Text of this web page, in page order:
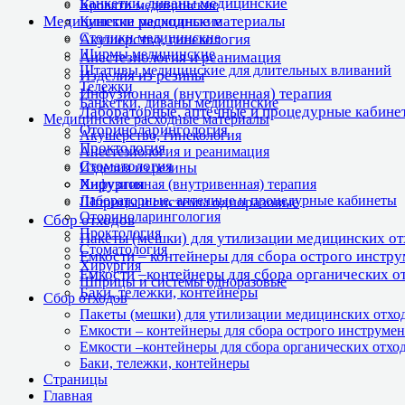
Медицинские расходные материалы
Акушерство, гинекология
Анестезиология и реанимация
Изделия из резины
Инфузионная (внутривенная) терапия
Лабораторные, аптечные и процедурные
Оториноларингология
Проктология
Стоматология
Хирургия
Шприцы и системы одноразовые
Сбор отходов
Пакеты (мешки) для утилизации медицинских
Емкости – контейнеры для сбора острого
Емкости –контейнеры для сбора органических
Баки, тележки, контейнеры
Кровати медицинские
Кушетки медицинские
Столики медицинские
Ширмы медицинские
Штативы медицинские для длительных вливаний
Тележки
Банкетки, диваны медицинские
Медицинские расходные материалы
Акушерство, гинекология
Анестезиология и реанимация
Изделия из резины
Инфузионная (внутривенная) терапия
Лабораторные, аптечные и процедурные кабинеты
Оториноларингология
Проктология
Стоматология
Хирургия
Шприцы и системы одноразовые
Сбор отходов
Пакеты (мешки) для утилизации медицинских
Емкости – контейнеры для сбора острого
Емкости –контейнеры для сбора органических
Баки, тележки, контейнеры
Страницы
Главная